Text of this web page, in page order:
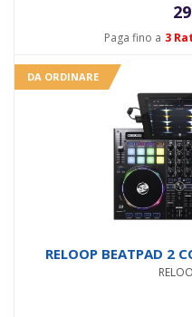
Paga fino a 3
DA ORDINARE
RELOOP BEATPAD 2